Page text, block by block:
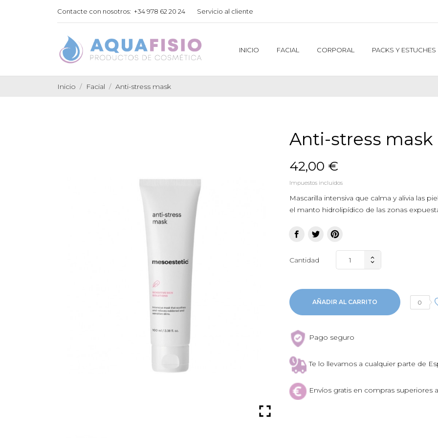
Contacte con nosotros: +34 978 62 20 24 Servicio al cliente
INICIO FACIAL CORPORAL PACKS Y ESTUCHES
Inicio Facial Anti-stress mask

Anti-stress mask
42,00 €
Impuestos incluidos
Mascarilla intensiva que calma y alivia las
el manto hidrolipídico de las zonas
Cantidad
AÑADIR AL CARRITO 0
Pago seguro
Te lo llevamos a cualquier parte de
Envíos gratis en compras superiores